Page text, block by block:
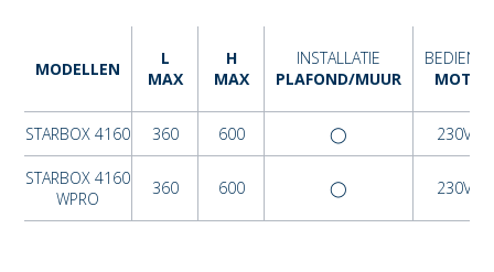
MODELLEN
L
MAX
H
MAX
INSTALLATIE
PLAFOND/MUUR
MOTOR
STARBOX 4160 360 600 ◯ 230VAC
STARBOX 4160
WPRO
360 600 ◯ 230VAC